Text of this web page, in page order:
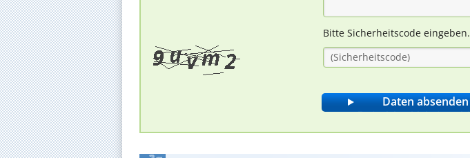
Bitte Sicherheitscode eingeben.